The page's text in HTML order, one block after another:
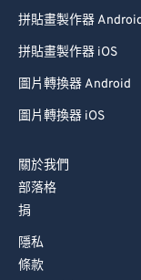
拼貼畫製作器
拼貼畫製作器 iOS
圖片轉換器 Android
圖片轉換器 iOS
關於我們
部落格
捐
隱私
條款